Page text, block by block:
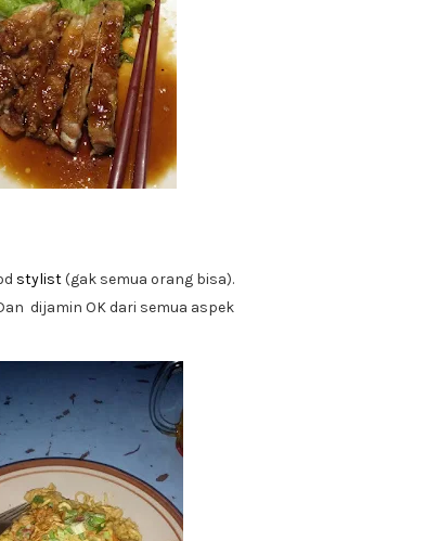
stylist(gak semua orang bisa).
dijamin OK dari semua aspek